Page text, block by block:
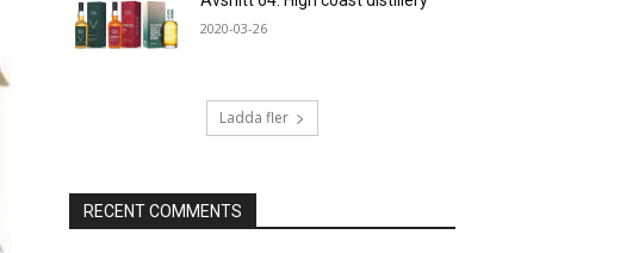
2020-03-26
Ladda fler
RECENT COMMENTS